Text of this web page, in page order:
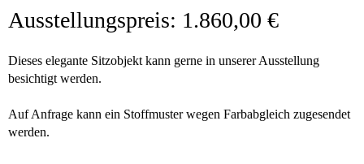
Ausstellungspreis: 1.860,00 €
Dieses elegante Sitzobjekt kann gerne in unserer Ausstellung
besichtigt werden.
Auf Anfrage kann ein Stoffmuster wegen Farbabgleich zugesendet
werden.